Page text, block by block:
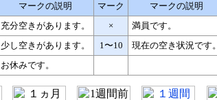
マークの説明 マーク
マークの説明
充分空きがあります。 ×
満員です。
少し空きがあります。 1〜10
現在の空き状況です。
お休みです。